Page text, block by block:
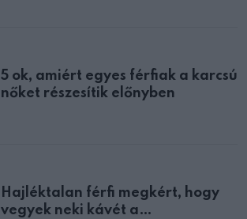
5 ok, amiért egyes férfiak a karcsú
nőket részesítik előnyben
Hajléktalan férfi megkért, hogy
vegyek neki kávét a